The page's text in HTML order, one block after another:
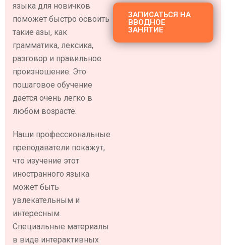
языка для новичков
поможет быстро освоить
такие азы, как
грамматика, лексика,
разговор и правильное
произношение. Это
пошаговое обучение
даётся очень легко в
любом возрасте.
Наши профессиональные
преподаватели покажут,
что изучение этот
иностранного языка
может быть
увлекательным и
интересным.
Специальные материалы
в виде интерактивных
ЗАПИСАТЬСЯ НА
ВВОДНОЕ
ЗАНЯТИЕ